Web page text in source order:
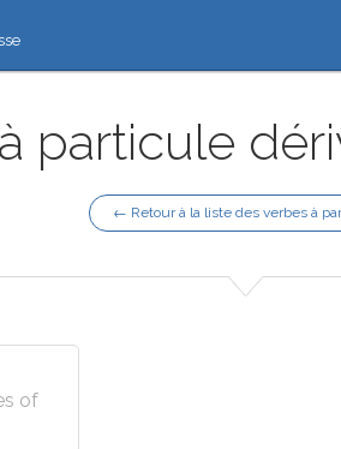
particule
← Retour à la liste des verbes à
of